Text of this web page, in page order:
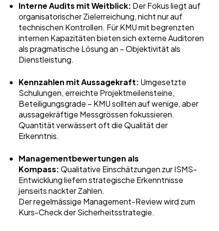
Interne Audits mit Weitblick: Der Fokus liegt auf
organisatorischer Zielerreichung, nicht nur auf
technischen Kontrollen. Für KMU mit begrenzten
internen Kapazitäten bieten sich externe Auditoren
als pragmatische Lösung an – Objektivität als
Dienstleistung.
Kennzahlen mit Aussagekraft: Umgesetzte
Schulungen, erreichte Projektmeilensteine,
Beteiligungsgrade – KMU sollten auf wenige, aber
aussagekräftige Messgrössen fokussieren.
Quantität verwässert oft die Qualität der
Erkenntnis.
Managementbewertungen als
Kompass:Qualitative Einschätzungen zur ISMS-
Entwicklung liefern strategische Erkenntnisse
jenseits nackter Zahlen.
Der regelmässige Management-Review wird zum
Kurs-Check der Sicherheitsstrategie.